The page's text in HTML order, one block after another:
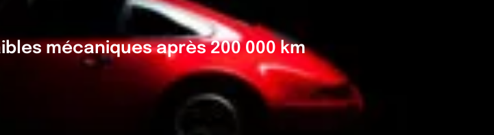
mécaniques après 200 000 km